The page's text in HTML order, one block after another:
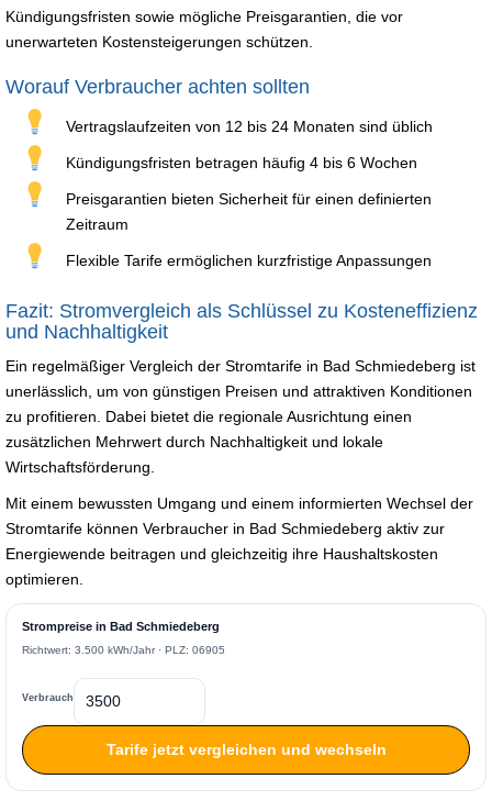
Kündigungsfristen sowie mögliche Preisgarantien, die vor
unerwarteten Kostensteigerungen schützen.
Worauf Verbraucher achten sollten
Vertragslaufzeiten von 12 bis 24 Monaten sind üblich
Kündigungsfristen betragen häufig 4 bis 6 Wochen
Preisgarantien bieten Sicherheit für einen definierten
Zeitraum
Flexible Tarife ermöglichen kurzfristige Anpassungen
Fazit: Stromvergleich als Schlüssel zu Kosteneffizienz
und Nachhaltigkeit
Ein regelmäßiger Vergleich der Stromtarife in Bad Schmiedeberg ist
unerlässlich, um von günstigen Preisen und attraktiven Konditionen
zu profitieren. Dabei bietet die regionale Ausrichtung einen
zusätzlichen Mehrwert durch Nachhaltigkeit und lokale
Wirtschaftsförderung.
Mit einem bewussten Umgang und einem informierten Wechsel der
Stromtarife können Verbraucher in Bad Schmiedeberg aktiv zur
Energiewende beitragen und gleichzeitig ihre Haushaltskosten
optimieren.
Strompreise in Bad Schmiedeberg
Richtwert: 3.500 kWh/Jahr · PLZ: 06905
Verbrauch
Tarife jetzt vergleichen und wechseln